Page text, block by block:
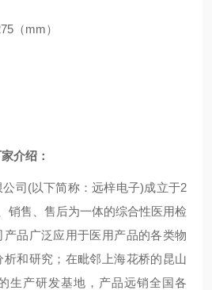
（mm）
介绍：
公司(以下简称：远梓电子)成立于2
销售、售后为一体的综合性医用检
品广泛应用于医用产品的各类物
和研究；在毗邻上海花桥的昆山
生产研发基地，产品远销全国各